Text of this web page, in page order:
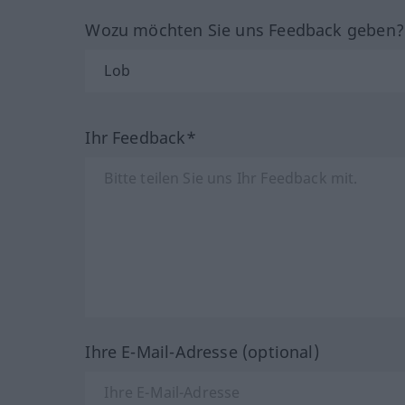
Wozu möchten Sie uns Feedback
Ihr Feedback*
Ihre E-Mail-Adresse (optional)